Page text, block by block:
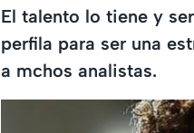
El talento lo tiene y
perfila para ser una
a mchos analistas.